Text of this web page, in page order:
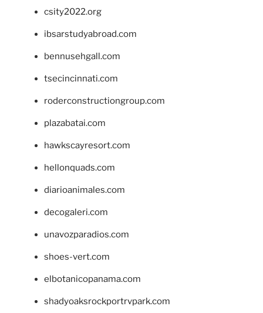
csity2022.org
ibsarstudyabroad.com
bennusehgall.com
tsecincinnati.com
roderconstructiongroup.com
plazabatai.com
hawkscayresort.com
hellonquads.com
diarioanimales.com
decogaleri.com
unavozparadios.com
shoes-vert.com
elbotanicopanama.com
shadyoaksrockportrvpark.com